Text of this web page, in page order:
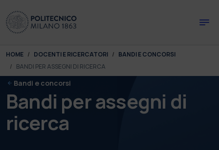
You are here:
HOME DOCENTI E RICERCATORI
BANDI E CONCORSI
BANDI PER ASSEGNI DI RICERCA
Bandi e concorsi
Bandi per assegni di
ricerca